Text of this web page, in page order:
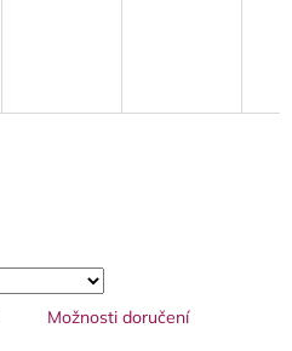
Možnosti doručení